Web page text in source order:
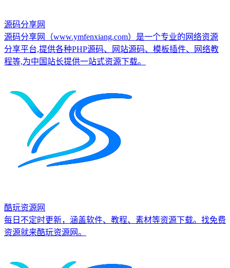
源码分享网
源码分享网（www.ymfenxiang.com）是一个专业的网络资源
分享平台,提供各种PHP源码、网站源码、模板插件、网络教
程等,为中国站长提供一站式资源下载。
酷玩资源网
每日不定时更新，涵盖软件、教程、素材等资源下载。找免费
资源就来酷玩资源网。